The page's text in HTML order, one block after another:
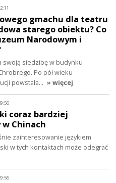
gmachu dla teatru
starego obiektu? Co
Narodowym i
swoją siedzibę w budynku
Po pół wieku
powstała… » więcej
coraz bardziej
Chinach
zainteresowanie językiem
w tych kontaktach może odegrać